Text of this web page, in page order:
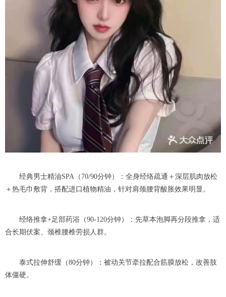
经典男士精油SPA（70/90分钟）：全身经络疏通＋深层肌肉放松
＋热毛巾敷背，搭配进口植物精油，针对肩颈腰背酸胀效果明显。
经络推拿+足部药浴（90-120分钟）：先草本泡脚再分段推拿，适
合长期伏案、颈椎腰椎劳损人群。
泰式拉伸舒缓（80分钟）：被动关节牵拉配合筋膜放松，改善肢
体僵硬。